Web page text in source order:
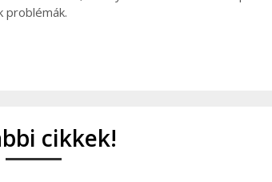
problémák.
cikkek!